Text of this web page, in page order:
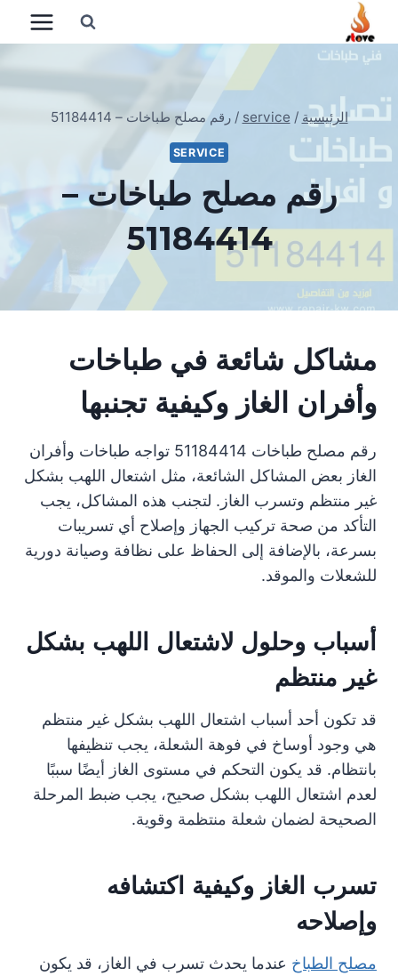
التجاوز
المحتوى
الرئيسية /
service
/ رقم مصلح طباخات – 51184414
SERVICE
رقم مصلح طباخات –
51184414
مشاكل شائعة في طباخات
وأفران الغاز وكيفية تجنبها
رقم مصلح طباخات 51184414 تواجه طباخات وأفران
الغاز بعض المشاكل الشائعة، مثل اشتعال اللهب بشكل
غير منتظم وتسرب الغاز. لتجنب هذه المشاكل، يجب
التأكد من صحة تركيب الجهاز وإصلاح أي تسريبات
بسرعة، بالإضافة إلى الحفاظ على نظافة وصيانة دورية
للشعلات والموقد.
أسباب وحلول لاشتعال اللهب بشكل
غير منتظم
قد تكون أحد أسباب اشتعال اللهب بشكل غير منتظم
هي وجود أوساخ في فوهة الشعلة، يجب تنظيفها
بانتظام. قد يكون التحكم في مستوى الغاز أيضًا سببًا
لعدم اشتعال اللهب بشكل صحيح، يجب ضبط المرحلة
الصحيحة لضمان شعلة منتظمة وقوية.
تسرب الغاز وكيفية اكتشافه
وإصلاحه
مصلح الطباخ عندما يحدث تسرب في الغاز، قد يكون